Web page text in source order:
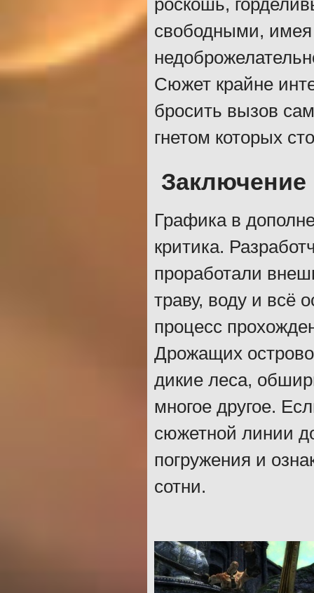
роскошь,
свободными, имея
Сюжет крайне
бросить вызов
гнетом которых
Заключение
Графика в
критика.
проработали
траву, воду и всё
процесс
Дрожащих
дикие леса,
многое другое.
сюжетной линии
погружения и
сотни.